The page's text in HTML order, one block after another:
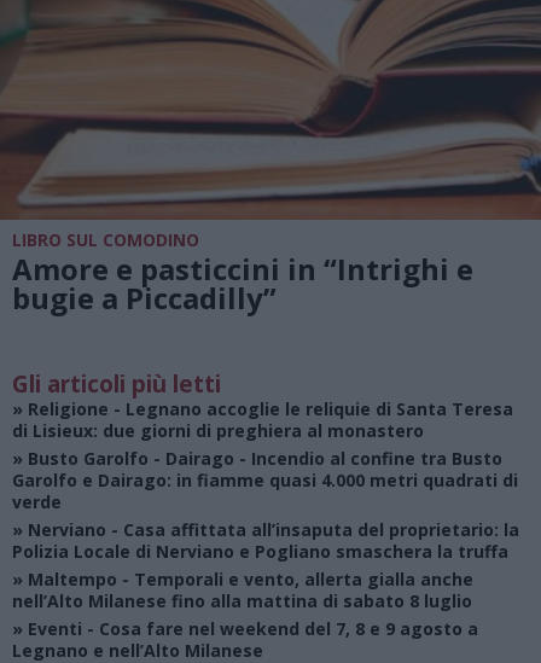
LIBRO SUL COMODINO
Amore e pasticcini in “Intrighi e
bugie a Piccadilly”
Gli articoli più letti
» Religione - Legnano accoglie le reliquie di Santa Teresa
di Lisieux: due giorni di preghiera al monastero
» Busto Garolfo - Dairago - Incendio al confine tra Busto
Garolfo e Dairago: in fiamme quasi 4.000 metri quadrati di
verde
» Nerviano - Casa affittata all’insaputa del proprietario: la
Polizia Locale di Nerviano e Pogliano smaschera la truffa
» Maltempo - Temporali e vento, allerta gialla anche
nell’Alto Milanese fino alla mattina di sabato 8 luglio
» Eventi - Cosa fare nel weekend del 7, 8 e 9 agosto a
Legnano e nell’Alto Milanese